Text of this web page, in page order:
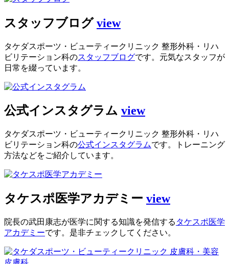
スタッフブログview
タケダスポーツ・ビューティークリニック 整形外科・リハ
ビリテーション科のスタッフブログです。元気なスタッフが
日常を綴っています。
公式インスタグラム view
タケダスポーツ・ビューティークリニック 整形外科・リハ
ビリテーション科の公式インスタグラムです。トレーニング
方法などをご紹介しています。
タケスポ医学アカデミー view
院長の武田康志が医学に関する知識を発信する タケスポ医学
アカデミーです。是非チェックしてください。